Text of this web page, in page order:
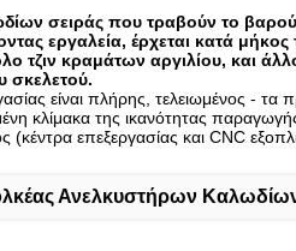
σειράς που τραβούν το
εργαλεία, έρχεται κατά
κραμάτων αργιλίου, και
σκελετού.
είναι πλήρης, τελειωμένος - τα
κλίμακα της ικανότητας
(κέντρα επεξεργασίας και CNC
Ανελκυστήρων